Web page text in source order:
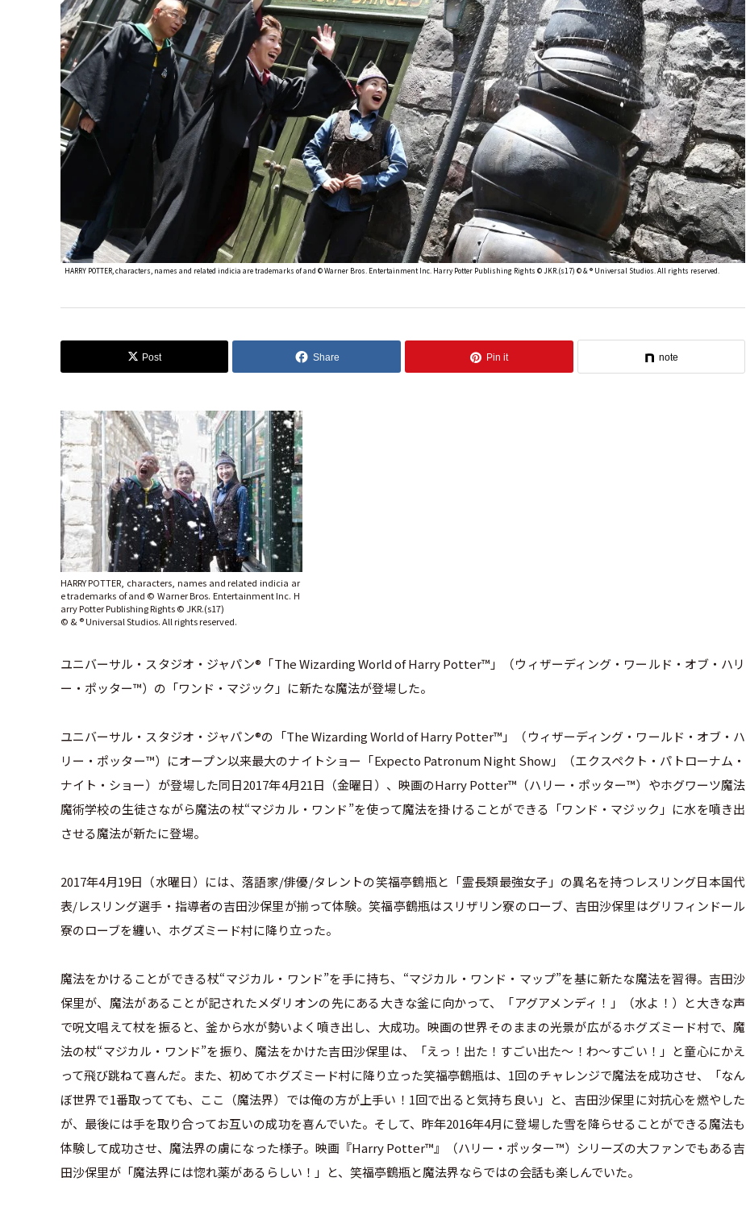
HARRY POTTER, characters, names and related indicia are trademarks of and © Warner Bros. Entertainment Inc. Harry Potter Publishing Rights © JKR.(s17) © & ® Universal Studios. All rights reserved.
Post Share Pin it note
HARRY POTTER, characters, names and related indicia ar
e trademarks of and © Warner Bros. Entertainment Inc. H
arry Potter Publishing Rights © JKR.(s17)
© & ® Universal Studios. All rights reserved.
ユニバーサル・スタジオ・ジャパン®「The Wizarding World of Harry Potter™」（ウィザーディング・ワールド・オブ・ハリ
ー・ポッター™）の「ワンド・マジック」に新たな魔法が登場した。
ユニバーサル・スタジオ・ジャパン®の「The Wizarding World of Harry Potter™」（ウィザーディング・ワールド・オブ・ハ
リー・ポッター™）にオープン以来最大のナイトショー「Expecto Patronum Night Show」（エクスペクト・パトローナム・
ナイト・ショー）が登場した同日2017年4月21日（金曜日）、映画のHarry Potter™（ハリー・ポッター™）やホグワーツ魔法
魔術学校の生徒さながら魔法の杖“マジカル・ワンド”を使って魔法を掛けることができる「ワンド・マジック」に水を噴き出
させる魔法が新たに登場。
2017年4月19日（水曜日）には、落語家/俳優/タレントの笑福亭鶴瓶と「霊長類最強女子」の異名を持つレスリング日本国代
表/レスリング選手・指導者の吉田沙保里が揃って体験。笑福亭鶴瓶はスリザリン寮のローブ、吉田沙保里はグリフィンドール
寮のローブを纏い、ホグズミード村に降り立った。
魔法をかけることができる杖“マジカル・ワンド”を手に持ち、“マジカル・ワンド・マップ”を基に新たな魔法を習得。吉田沙
保里が、魔法があることが記されたメダリオンの先にある大きな釜に向かって、「アグアメンディ！」（水よ！）と大きな声
で呪文唱えて杖を振ると、釜から水が勢いよく噴き出し、大成功。映画の世界そのままの光景が広がるホグズミード村で、魔
法の杖“マジカル・ワンド”を振り、魔法をかけた吉田沙保里は、「えっ！出た！すごい出た～！わ～すごい！」と童心にかえ
って飛び跳ねて喜んだ。また、初めてホグズミード村に降り立った笑福亭鶴瓶は、1回のチャレンジで魔法を成功させ、「なん
ぼ世界で1番取ってても、ここ（魔法界）では俺の方が上手い！1回で出ると気持ち良い」と、吉田沙保里に対抗心を燃やした
が、最後には手を取り合ってお互いの成功を喜んでいた。そして、昨年2016年4月に登場した雪を降らせることができる魔法も
体験して成功させ、魔法界の虜になった様子。映画『Harry Potter™』（ハリー・ポッター™）シリーズの大ファンでもある吉
田沙保里が「魔法界には惚れ薬があるらしい！」と、笑福亭鶴瓶と魔法界ならではの会話も楽しんでいた。